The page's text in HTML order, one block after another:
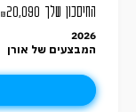
החיסכון שלך ₪20,090
2026
המבצעים של אורן